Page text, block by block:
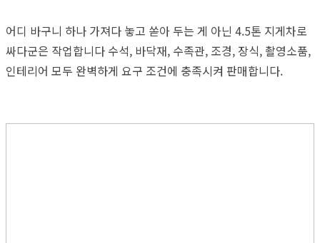
어디 바구니 하나 가져다 놓고 쏟아 두는 게 아닌 4.5톤 지게차로
싸다군은 작업합니다 수석, 바닥재, 수족관, 조경, 장식, 촬영소품,
인테리어 모두 완벽하게 요구 조건에 충족시켜 판매합니다.